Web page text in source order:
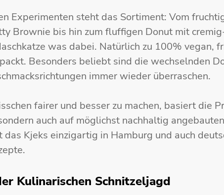
Experimenten steht das Sortiment: Vom
Brownie bis hin zum fluffigen Donut mit
was dabei. Natürlich zu 100% vegan,
Besonders beliebt sind die wechselnden
immer wieder überraschen.
fairer und besser zu machen, basiert die
auch auf möglichst nachhaltig
das Kjeks einzigartig in Hamburg und auch
Kulinarischen Schnitzeljagd